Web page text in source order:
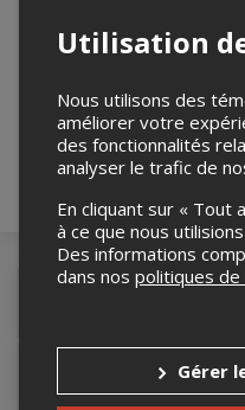
Merci de confirmer
Accès au site de
Utilisation
Nous utilisons des
améliorer votre
des fonctionnalités
analyser le trafic de
En cliquant sur « Tout
à ce que nous
Des informations
dans nos politiques
Gérer